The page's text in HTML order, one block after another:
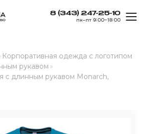
8 (343) 247-25-10
пн–пт 9:00–18:00
Корпоративная одежда с логотипом
рукавом »
с длинным рукавом Monarch,